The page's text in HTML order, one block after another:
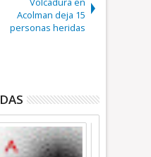
Acolman deja 15
personas heridas